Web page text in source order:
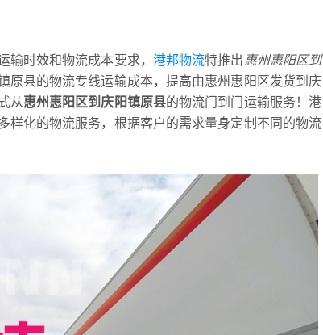
输时效和物流成本要求， 港邦物流特推出 惠州惠阳区到
原县的物流专线运输成本，提高由惠州惠阳区发货到庆
从惠州惠阳区到庆阳镇原县的物流门到门运输服务！港
样化的物流服务，根据客户的需求量身定制不同的物流